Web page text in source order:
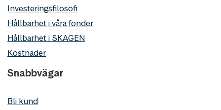
Investeringsfilosofi
Hållbarhet i våra fonder
Hållbarhet i SKAGEN
Kostnader
Snabbvägar
Bli kund